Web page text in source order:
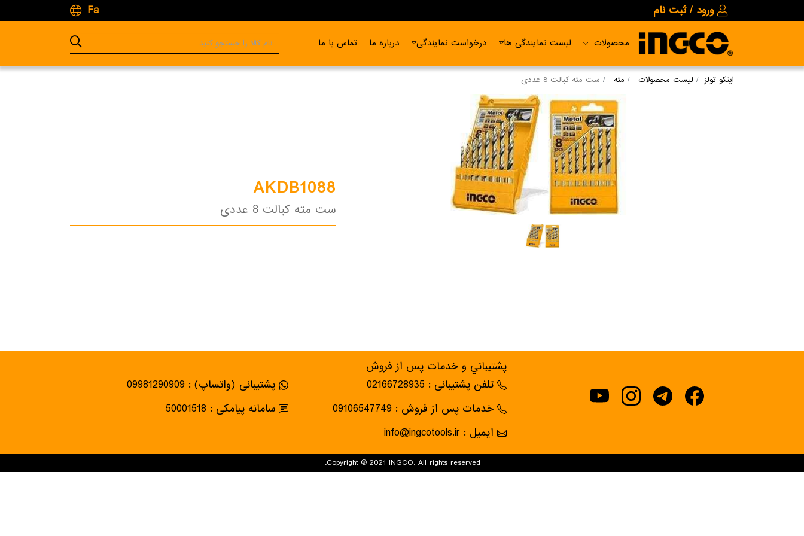
ورود / ثبت نام Fa
محصولات لیست نمایندگی ها درخواست نمایندگی درباره ما تماس با ما
اینکو تولز لیست محصولات مته ست مته کبالت 8 عددی
AKDB1088
ست مته کبالت 8 عددی
پشتيباني و خدمات پس از فروش
تلفن پشتیبانی : 02166728935
پشتیبانی (واتساپ) : 09981290909
خدمات پس از فروش : 09106547749
سامانه پیامکی : 50001518
ایمیل : info@ingcotools.ir
Copyright © 2021 INGCO. All rights reserved.